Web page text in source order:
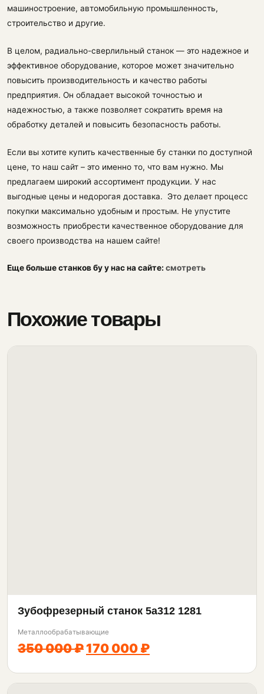
машиностроение, автомобильную промышленность,
строительство и другие.
В целом, радиально-сверлильный станок — это надежное и
эффективное оборудование, которое может значительно
повысить производительность и качество работы
предприятия. Он обладает высокой точностью и
надежностью, а также позволяет сократить время на
обработку деталей и повысить безопасность работы.
Если вы хотите купить качественные бу станки по доступной
цене, то наш сайт – это именно то, что вам нужно. Мы
предлагаем широкий ассортимент продукции. У нас
выгодные цены и недорогая доставка. Это делает процесс
покупки максимально удобным и простым. Не упустите
возможность приобрести качественное оборудование для
своего производства на нашем сайте!
Еще больше станков бу у нас на сайте: смотреть
Похожие товары
Зубофрезерный станок 5а312 1281
Металлообрабатывающие
350 000 ₽ 170 000 ₽